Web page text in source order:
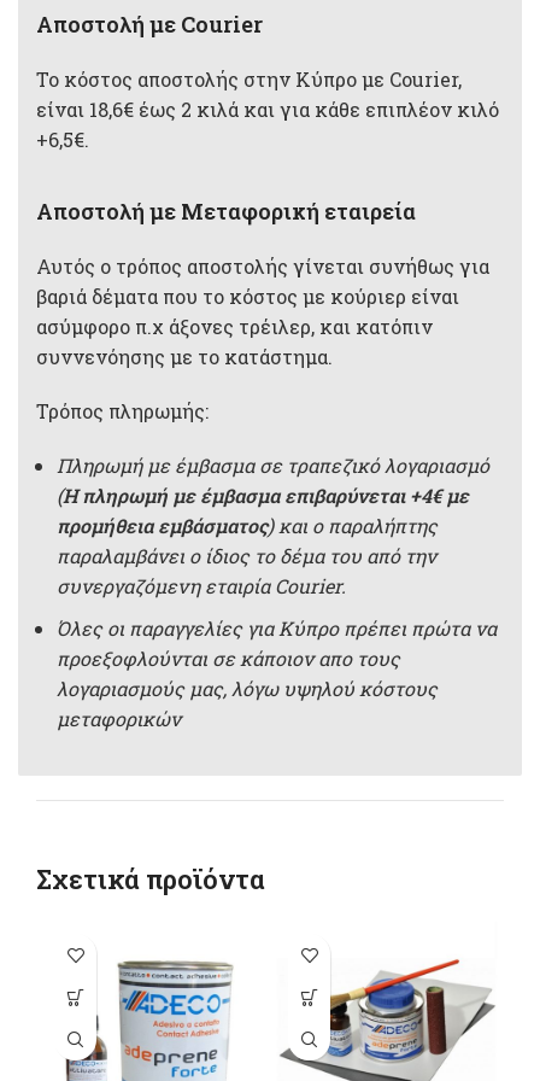
Aποστολή με Courier
Το κόστος αποστολής στην Κύπρο με Courier,
είναι 18,6€ έως 2 κιλά και για κάθε επιπλέον κιλό
+6,5€.
Αποστολή με Μεταφορική εταιρεία
Αυτός ο τρόπος αποστολής γίνεται συνήθως για
βαριά δέματα που το κόστος με κούριερ είναι
ασύμφορο π.χ άξονες τρέιλερ, και κατόπιν
συννενόησης με το κατάστημα.
Τρόπος πληρωμής:
Πληρωμή με έμβασμα σε τραπεζικό λογαριασμό
(Η πληρωμή με έμβασμα επιβαρύνεται +4€ με
προμήθεια εμβάσματος) και ο παραλήπτης
παραλαμβάνει ο ίδιος το δέμα του από την
συνεργαζόμενη εταιρία Courier.
Όλες οι παραγγελίες για Κύπρο πρέπει πρώτα να
προεξοφλούνται σε κάποιον απο τους
λογαριασμούς μας, λόγω υψηλού κόστους
μεταφορικών
Σχετικά προϊόντα
Αυτό το
προϊόν έχει
πολλαπλές
παραλλαγές.